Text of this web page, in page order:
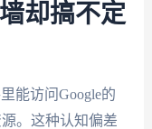
却搞不定
能访问Google的
。这种认知偏差